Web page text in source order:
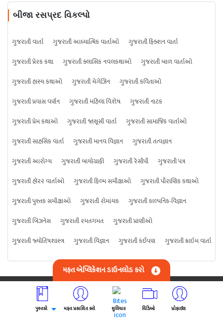
બીજા રસપ્રદ વિકલ્પો
ગુજરાતી વાર્તા ગુજરાતી આધ્યાત્મિક વાર્તાઓ
ગુજરાતી ફિક્શન વાર્તા
ગુજરાતી પ્રેરક કથા
ગુજરાતી ક્લાસિક નવલકથાઓ
ગુજરાતી બાળ વાર્તાઓ
ગુજરાતી હાસ્ય કથાઓ
ગુજરાતી મેગેઝિન
ગુજરાતી કવિતાઓ
ગુજરાતી પ્રવાસ વર્ણન
ગુજરાતી મહિલા વિશેષ
ગુજરાતી નાટક
ગુજરાતી પ્રેમ કથાઓ
ગુજરાતી જાસૂસી વાર્તા
ગુજરાતી સામાજિક વાર્તાઓ
ગુજરાતી સાહસિક વાર્તા
ગુજરાતી માનવ વિજ્ઞાન
ગુજરાતી તત્વજ્ઞાન
ગુજરાતી આરોગ્ય
ગુજરાતી બાયોગ્રાફી ગુજરાતી રેસીપી
ગુજરાતી પત્ર
ગુજરાતી હૉરર વાર્તાઓ
ગુજરાતી ફિલ્મ સમીક્ષાઓ
ગુજરાતી પૌરાણિક કથાઓ
ગુજરાતી પુસ્તક સમીક્ષાઓ
ગુજરાતી રોમાંચક
ગુજરાતી કાલ્પનિક-વિજ્ઞાન
ગુજરાતી બિઝનેસ
ગુજરાતી રમતગમત
ગુજરાતી પ્રાણીઓ
ગુજરાતી જ્યોતિષશાસ્ત્ર
ગુજરાતી વિજ્ઞાન ગુજરાતી કંઈપણ ગુજરાતી ક્રાઇમ વાર્તા
ઉપયોગી લિંક્સ
સંપર્ક કરો
મફત એપ્લિકેશન ડાઉનલોડ કરો
પુસ્તકો મફત પ્રકાશિત કરો સુવિચાર વિડિઓ પ્રોફાઈલ